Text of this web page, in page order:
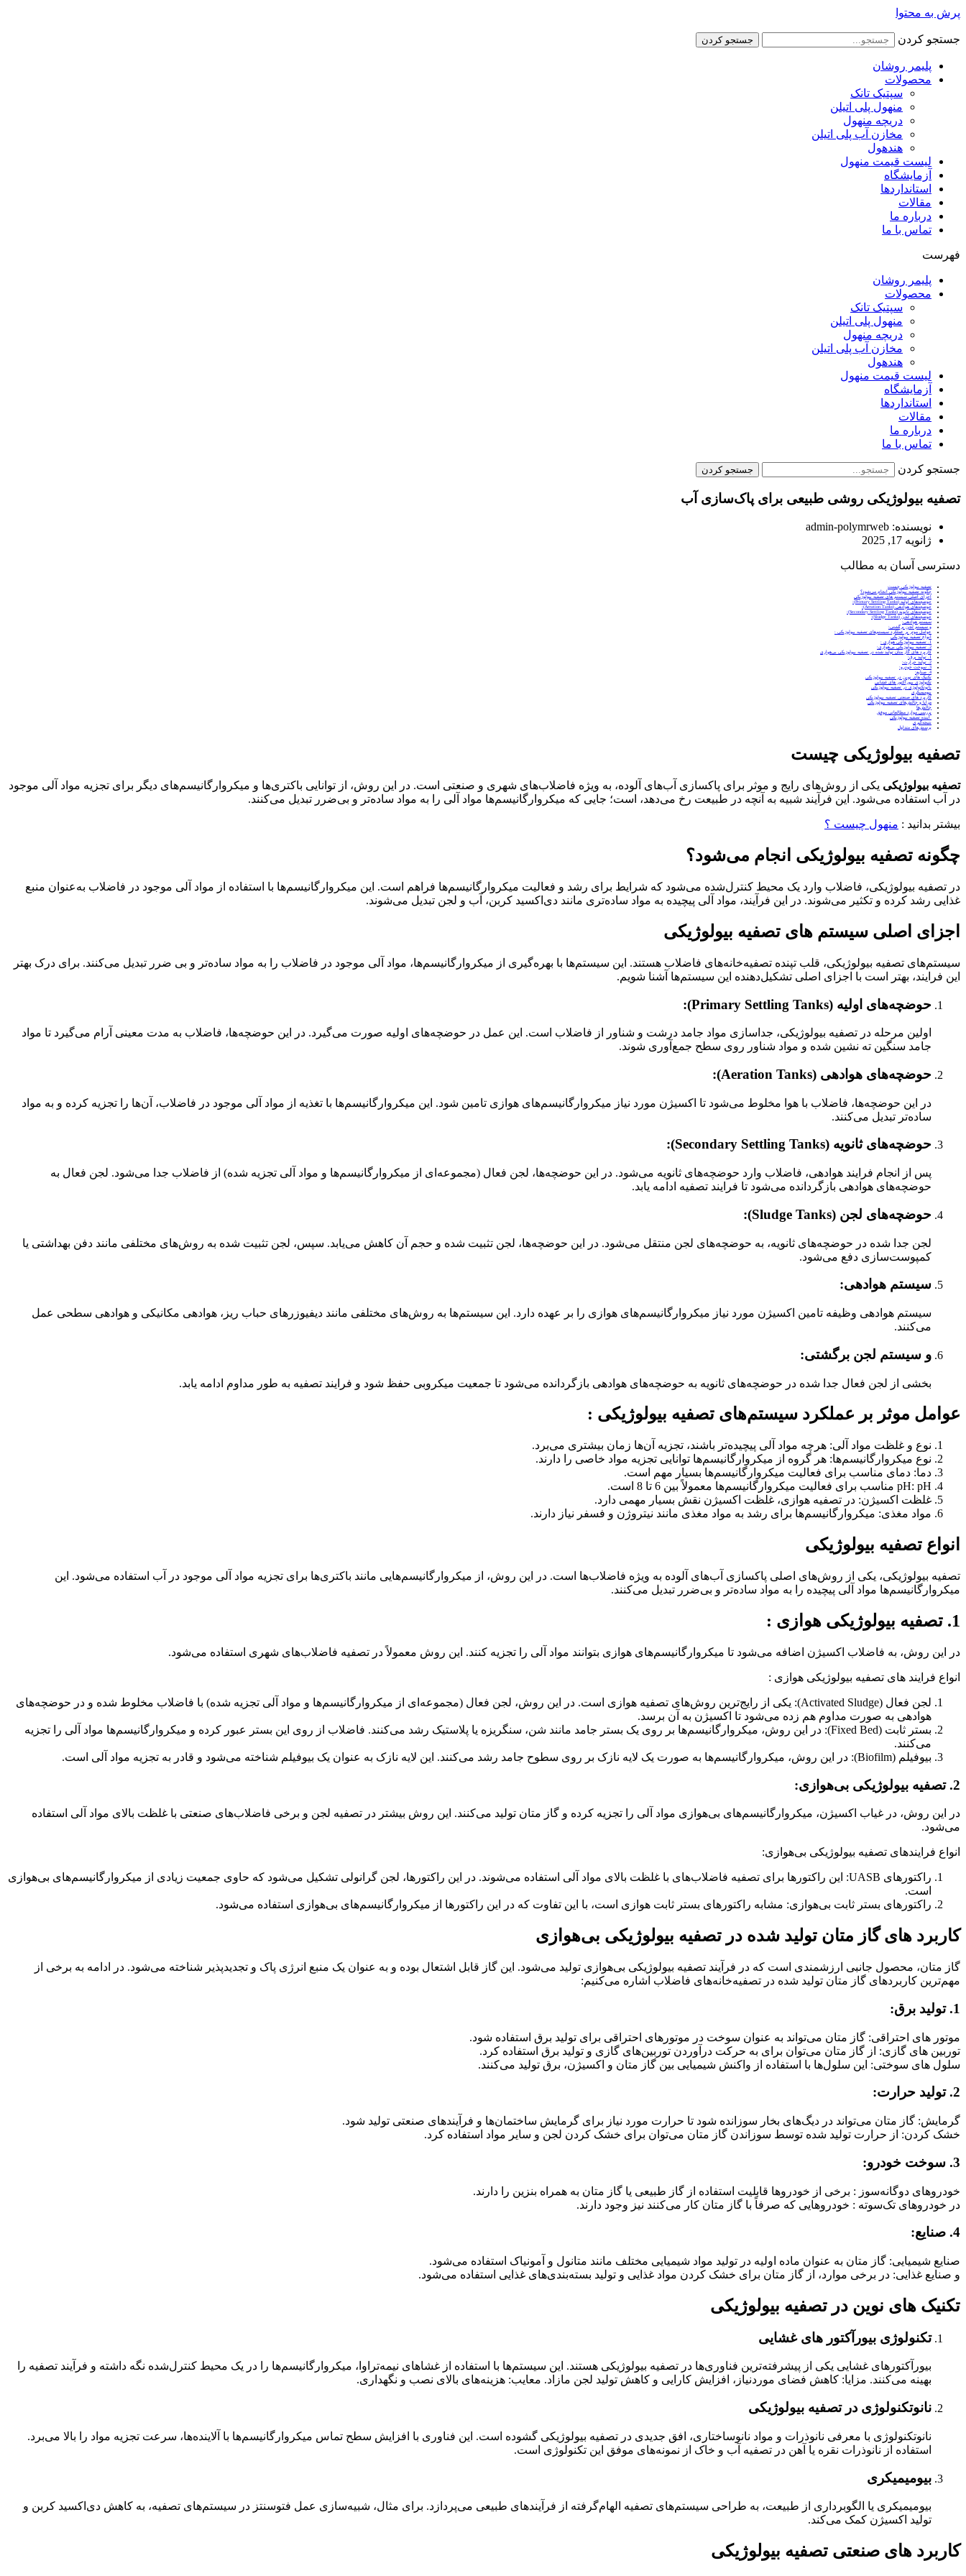
پرش به محتوا
جستجو کردن جستجو کردن
پلیمر روشان
محصولات
سپتیک تانک
منهول پلی اتیلن
دریچه منهول
مخازن آب پلی اتیلن
هندهول
لیست قیمت منهول
آزمایشگاه
استانداردها
مقالات
درباره ما
تماس با ما
فهرست
پلیمر روشان
محصولات
سپتیک تانک
منهول پلی اتیلن
دریچه منهول
مخازن آب پلی اتیلن
هندهول
لیست قیمت منهول
آزمایشگاه
استانداردها
مقالات
درباره ما
تماس با ما
جستجو کردن جستجو کردن
تصفیه بیولوژیکی روشی طبیعی برای پاک‌سازی آب
نویسنده:
ژانویه 17, 2025
دسترسی آسان به مطالب
تصفیه بیولوژیکی چیست
چگونه تصفیه بیولوژیکی انجام می‌شود؟
اجزای اصلی سیستم‌ های تصفیه بیولوژیکی
حوضچه‌های اولیه (Primary Settling Tanks):
حوضچه‌های هوادهی (Aeration Tanks):
حوضچه‌های ثانویه (Secondary Settling Tanks):
حوضچه‌های لجن (Sludge Tanks):
سیستم هوادهی:
و سیستم لجن برگشتی:
عوامل موثر بر عملکرد سیستم‌های تصفیه بیولوژیکی :
انواع تصفیه بیولوژیکی
1. تصفیه بیولوژیکی هوازی :
2. تصفیه بیولوژیکی بی‌هوازی:
کاربرد های گاز متان تولید شده در تصفیه بیولوژیکی بی‌هوازی
1. تولید برق:
2. تولید حرارت:
3. سوخت خودرو:
4. صنایع:
تکنیک‌ های نوین در تصفیه بیولوژیکی
تکنولوژی بیورآکتور های غشایی
نانوتکنولوژی در تصفیه بیولوژیکی
بیومیمیکری
کاربرد های صنعتی تصفیه بیولوژیکی
مزایا و چالش‌های تصفیه بیولوژیکی
چالش‌ها
بررسی موارد مطالعاتی موفق
آینده تصفیه بیولوژیکی
نتیجه‌گیری
پرسش‌های متداول
تصفیه بیولوژیکی چیست
تصفیه بیولوژیکی یکی از روش‌های رایج و موثر برای پاکسازی آب‌های آلوده، به ویژه فاضلاب‌های شهری و صنعتی است. در این روش، از توانایی باکتری‌ها و میکروارگانیسم‌های دیگر برای تجزیه مواد آلی موجود
در آب استفاده می‌شود. این فرآیند شبیه به آنچه در طبیعت رخ می‌دهد، است؛ جایی که میکروارگانیسم‌ها مواد آلی را به مواد ساده‌تر و بی‌ضرر تبدیل می‌کنند.
بیشتر بدانید : منهول چیست ؟
چگونه تصفیه بیولوژیکی انجام می‌شود؟
در تصفیه بیولوژیکی، فاضلاب وارد یک محیط کنترل‌شده می‌شود که شرایط برای رشد و فعالیت میکروارگانیسم‌ها فراهم است. این میکروارگانیسم‌ها با استفاده از مواد آلی موجود در فاضلاب به‌عنوان منبع
غذایی رشد کرده و تکثیر می‌شوند. در این فرآیند، مواد آلی پیچیده به مواد ساده‌تری مانند دی‌اکسید کربن، آب و لجن تبدیل می‌شوند.
اجزای اصلی سیستم‌ های تصفیه بیولوژیکی
سیستم‌های تصفیه بیولوژیکی، قلب تپنده تصفیه‌خانه‌های فاضلاب هستند. این سیستم‌ها با بهره‌گیری از میکروارگانیسم‌ها، مواد آلی موجود در فاضلاب را به مواد ساده‌تر و بی ضرر تبدیل می‌کنند. برای درک بهتر
این فرایند، بهتر است با اجزای اصلی تشکیل‌دهنده این سیستم‌ها آشنا شویم.
حوضچه‌های اولیه (Primary Settling Tanks):
اولین مرحله در تصفیه بیولوژیکی، جداسازی مواد جامد درشت و شناور از فاضلاب است. این عمل در حوضچه‌های اولیه صورت می‌گیرد. در این حوضچه‌ها، فاضلاب به مدت معینی آرام می‌گیرد تا مواد
جامد سنگین ته نشین شده و مواد شناور روی سطح جمع‌آوری شوند.
حوضچه‌های هوادهی (Aeration Tanks):
در این حوضچه‌ها، فاضلاب با هوا مخلوط می‌شود تا اکسیژن مورد نیاز میکروارگانیسم‌های هوازی تامین شود. این میکروارگانیسم‌ها با تغذیه از مواد آلی موجود در فاضلاب، آن‌ها را تجزیه کرده و به مواد
ساده‌تر تبدیل می‌کنند.
حوضچه‌های ثانویه (Secondary Settling Tanks):
پس از انجام فرایند هوادهی، فاضلاب وارد حوضچه‌های ثانویه می‌شود. در این حوضچه‌ها، لجن فعال (مجموعه‌ای از میکروارگانیسم‌ها و مواد آلی تجزیه شده) از فاضلاب جدا می‌شود. لجن فعال به
حوضچه‌های هوادهی بازگردانده می‌شود تا فرایند تصفیه ادامه یابد.
حوضچه‌های لجن (Sludge Tanks):
لجن جدا شده در حوضچه‌های ثانویه، به حوضچه‌های لجن منتقل می‌شود. در این حوضچه‌ها، لجن تثبیت شده و حجم آن کاهش می‌یابد. سپس، لجن تثبیت شده به روش‌های مختلفی مانند دفن بهداشتی یا
کمپوست‌سازی دفع می‌شود.
سیستم هوادهی:
سیستم هوادهی وظیفه تامین اکسیژن مورد نیاز میکروارگانیسم‌های هوازی را بر عهده دارد. این سیستم‌ها به روش‌های مختلفی مانند دیفیوزرهای حباب ریز، هوادهی مکانیکی و هوادهی سطحی عمل
می‌کنند.
و سیستم لجن برگشتی:
بخشی از لجن فعال جدا شده در حوضچه‌های ثانویه به حوضچه‌های هوادهی بازگردانده می‌شود تا جمعیت میکروبی حفظ شود و فرایند تصفیه به طور مداوم ادامه یابد.
عوامل موثر بر عملکرد سیستم‌های تصفیه بیولوژیکی :
نوع و غلظت مواد آلی: هرچه مواد آلی پیچیده‌تر باشند، تجزیه آن‌ها زمان بیشتری می‌برد.
نوع میکروارگانیسم‌ها: هر گروه از میکروارگانیسم‌ها توانایی تجزیه مواد خاصی را دارند.
دما: دمای مناسب برای فعالیت میکروارگانیسم‌ها بسیار مهم است.
pH: pH مناسب برای فعالیت میکروارگانیسم‌ها معمولاً بین 6 تا 8 است.
غلظت اکسیژن: در تصفیه هوازی، غلظت اکسیژن نقش بسیار مهمی دارد.
مواد مغذی: میکروارگانیسم‌ها برای رشد به مواد مغذی مانند نیتروژن و فسفر نیاز دارند.
انواع تصفیه بیولوژیکی
تصفیه بیولوژیکی، یکی از روش‌های اصلی پاکسازی آب‌های آلوده به ویژه فاضلاب‌ها است. در این روش، از میکروارگانیسم‌هایی مانند باکتری‌ها برای تجزیه مواد آلی موجود در آب استفاده می‌شود. این
میکروارگانیسم‌ها مواد آلی پیچیده را به مواد ساده‌تر و بی‌ضرر تبدیل می‌کنند.
1. تصفیه بیولوژیکی هوازی :
در این روش، به فاضلاب اکسیژن اضافه می‌شود تا میکروارگانیسم‌های هوازی بتوانند مواد آلی را تجزیه کنند. این روش معمولاً در تصفیه فاضلاب‌های شهری استفاده می‌شود.
انواع فرایند های تصفیه بیولوژیکی هوازی :
لجن فعال (Activated Sludge): یکی از رایج‌ترین روش‌های تصفیه هوازی است. در این روش، لجن فعال (مجموعه‌ای از میکروارگانیسم‌ها و مواد آلی تجزیه شده) با فاضلاب مخلوط شده و در حوضچه‌های
هوادهی به صورت مداوم هم زده می‌شود تا اکسیژن به آن برسد.
بستر ثابت (Fixed Bed): در این روش، میکروارگانیسم‌ها بر روی یک بستر جامد مانند شن، سنگریزه یا پلاستیک رشد می‌کنند. فاضلاب از روی این بستر عبور کرده و میکروارگانیسم‌ها مواد آلی را تجزیه
می‌کنند.
بیوفیلم (Biofilm): در این روش، میکروارگانیسم‌ها به صورت یک لایه نازک بر روی سطوح جامد رشد می‌کنند. این لایه نازک به عنوان یک بیوفیلم شناخته می‌شود و قادر به تجزیه مواد آلی است.
2. تصفیه بیولوژیکی بی‌هوازی:
در این روش، در غیاب اکسیژن، میکروارگانیسم‌های بی‌هوازی مواد آلی را تجزیه کرده و گاز متان تولید می‌کنند. این روش بیشتر در تصفیه لجن و برخی فاضلاب‌های صنعتی با غلظت بالای مواد آلی استفاده
می‌شود.
انواع فرایندهای تصفیه بیولوژیکی بی‌هوازی:
راکتورهای UASB: این راکتورها برای تصفیه فاضلاب‌های با غلظت بالای مواد آلی استفاده می‌شوند. در این راکتورها، لجن گرانولی تشکیل می‌شود که حاوی جمعیت زیادی از میکروارگانیسم‌های بی‌هوازی
است.
راکتورهای بستر ثابت بی‌هوازی: مشابه راکتورهای بستر ثابت هوازی است، با این تفاوت که در این راکتورها از میکروارگانیسم‌های بی‌هوازی استفاده می‌شود.
کاربرد های گاز متان تولید شده در تصفیه بیولوژیکی بی‌هوازی
گاز متان، محصول جانبی ارزشمندی است که در فرآیند تصفیه بیولوژیکی بی‌هوازی تولید می‌شود. این گاز قابل اشتعال بوده و به عنوان یک منبع انرژی پاک و تجدیدپذیر شناخته می‌شود. در ادامه به برخی از
مهم‌ترین کاربردهای گاز متان تولید شده در تصفیه‌خانه‌های فاضلاب اشاره می‌کنیم:
1. تولید برق:
موتور های احتراقی: گاز متان می‌تواند به عنوان سوخت در موتورهای احتراقی برای تولید برق استفاده شود.
توربین‌ های گازی: از گاز متان می‌توان برای به حرکت درآوردن توربین‌های گازی و تولید برق استفاده کرد.
سلول‌ های سوختی: این سلول‌ها با استفاده از واکنش شیمیایی بین گاز متان و اکسیژن، برق تولید می‌کنند.
2. تولید حرارت:
گرمایش: گاز متان می‌تواند در دیگ‌های بخار سوزانده شود تا حرارت مورد نیاز برای گرمایش ساختمان‌ها و فرآیندهای صنعتی تولید شود.
خشک کردن: از حرارت تولید شده توسط سوزاندن گاز متان می‌توان برای خشک کردن لجن و سایر مواد استفاده کرد.
3. سوخت خودرو:
خودروهای دوگانه‌سوز : برخی از خودروها قابلیت استفاده از گاز طبیعی یا گاز متان به همراه بنزین را دارند.
در خودروهای تک‌سوته : خودروهایی که صرفاً با گاز متان کار می‌کنند نیز وجود دارند.
4. صنایع:
صنایع شیمیایی: گاز متان به عنوان ماده اولیه در تولید مواد شیمیایی مختلف مانند متانول و آمونیاک استفاده می‌شود.
و صنایع غذایی: در برخی موارد، از گاز متان برای خشک کردن مواد غذایی و تولید بسته‌بندی‌های غذایی استفاده می‌شود.
تکنیک‌ های نوین در تصفیه بیولوژیکی
تکنولوژی بیورآکتور های غشایی
بیورآکتورهای غشایی یکی از پیشرفته‌ترین فناوری‌ها در تصفیه بیولوژیکی هستند. این سیستم‌ها با استفاده از غشاهای نیمه‌تراوا، میکروارگانیسم‌ها را در یک محیط کنترل‌شده نگه داشته و فرآیند تصفیه را
بهینه می‌کنند. مزایا: کاهش فضای موردنیاز، افزایش کارایی و کاهش تولید لجن مازاد. معایب: هزینه‌های بالای نصب و نگهداری.
نانوتکنولوژی در تصفیه بیولوژیکی
نانوتکنولوژی با معرفی نانوذرات و مواد نانوساختاری، افق جدیدی در تصفیه بیولوژیکی گشوده است. این فناوری با افزایش سطح تماس میکروارگانیسم‌ها با آلاینده‌ها، سرعت تجزیه مواد را بالا می‌برد.
استفاده از نانوذرات نقره یا آهن در تصفیه آب و خاک از نمونه‌های موفق این تکنولوژی است.
بیومیمیکری
بیومیمیکری یا الگوبرداری از طبیعت، به طراحی سیستم‌های تصفیه الهام‌گرفته از فرآیندهای طبیعی می‌پردازد. برای مثال، شبیه‌سازی عمل فتوسنتز در سیستم‌های تصفیه، به کاهش دی‌اکسید کربن و
تولید اکسیژن کمک می‌کند.
کاربرد های صنعتی تصفیه بیولوژیکی